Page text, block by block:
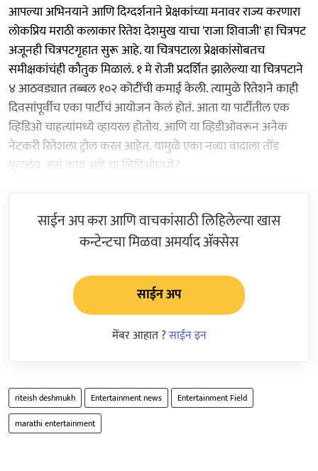
आपल्या अभिनयाने आणि दिग्दर्शनाने प्रेक्षकांच्या मनावर राज्य करणारा
लोकप्रिय मराठी कलाकार रितेश देशमुख याचा 'राजा शिवाजी' हा चित्रपट
अजूनही चित्रपटगृहात सुरू आहे. या चित्रपटाला प्रेक्षकांसोबतच
समीक्षकांचंही कौतुक मिळालं. १ मे रोजी प्रदर्शित झालेल्या या चित्रपटाने
४ आठवड्यात तब्बल १०२ कोटींची कमाई केली. त्यामुळे रितेशने काही
दिवसांपूर्वीच एका पार्टीचं आयोजन केलं होतं. आता या पार्टीतील एक
व्हिडिओ चाहत्यांमध्ये व्हायरल होतोय. आणि या व्हिडीओवरून अनेक
नेटकरी रितेशला ट्रोल करत आहेत. यामुळे एका नव्या वादाला तोंड
फुटलंय. असं काय आहे या व्हिडिओमध्ये?
साईन अप करा आणि वाचकांसाठी लिहिलेल्या खास
कन्टेन्टचा मिळवा अमर्याद ॲक्सेस
साईन अप
मेंबर आहात ?साईन इन
riteish deshmukh Entertainment news
Entertainment Field
marathi entertainment